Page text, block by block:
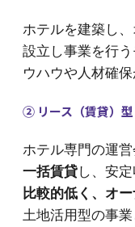
ホテルを建築し
設立し事業を行
ウハウや人材確保
② リース（賃貸）型
ホテル専門の運
一括賃貸し、安
比較的低く、オ
土地活用型の事業